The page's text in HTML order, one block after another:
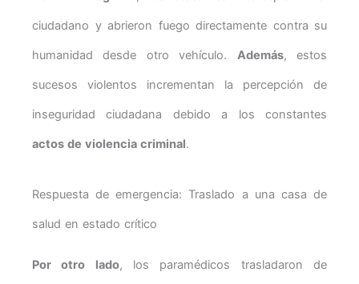
ciudadano y abrieron fuego directamente contra su
humanidad desde otro vehículo. Además, estos
sucesos violentos incrementan la percepción de
inseguridad ciudadana debido a los constantes
actos de violencia criminal.
Respuesta de emergencia: Traslado a una casa de
salud en estado crítico
Por otro lado, los paramédicos trasladaron de